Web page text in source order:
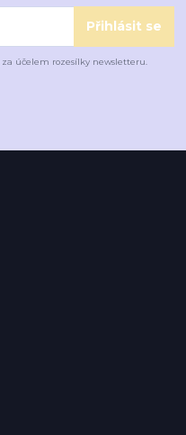
Přihlásit se
za účelem rozesílky newsletteru.